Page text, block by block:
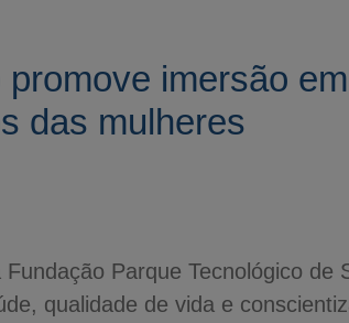
imersão
das mulheres
Parque Tecnológico de
qualidade de vida e